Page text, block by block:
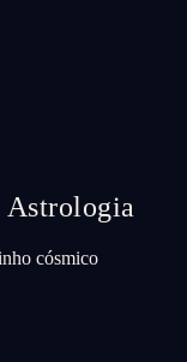
Astrologia
cósmico